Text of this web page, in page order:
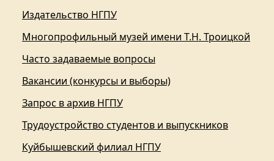
Издательство НГПУ
Многопрофильный музей имени Т.Н. Троицкой
Часто задаваемые вопросы
Вакансии (конкурсы и выборы)
Запрос в архив НГПУ
Трудоустройство студентов и выпускников
Куйбышевский филиал НГПУ